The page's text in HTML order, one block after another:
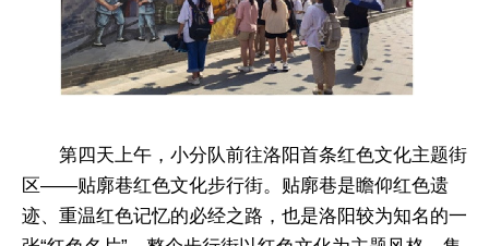
第四天上午，小分队前往洛阳首条红色文化主题街
区——贴廓巷红色文化步行街。贴廓巷是瞻仰红色遗
迹、重温红色记忆的必经之路，也是洛阳较为知名的一